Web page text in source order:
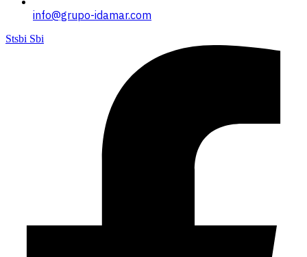
info@grupo-idamar.com
Stsbi Sbi